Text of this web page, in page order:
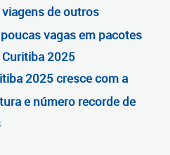
de outros
vagas em pacotes
2025
2025 cresce com a
e número recorde de